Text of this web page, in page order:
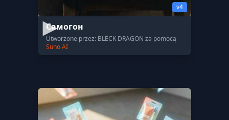
v4
Самогон
Utworzone przez: BLECK DRAGON za pomocą
Suno AI